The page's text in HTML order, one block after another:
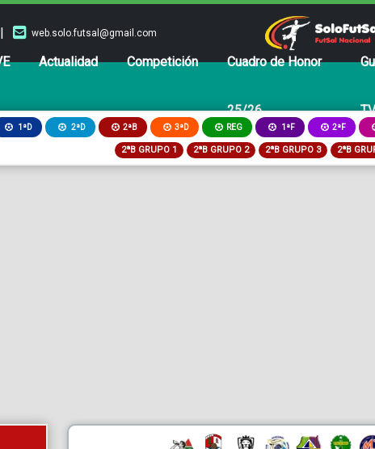
| web.solo.futsal@gmail.com
Actualidad Competición Cuadro de Honor
25/26
1ªD 2ªD 2ªB 3ªD REG 1ªF 2ªF
2ªB GRUPO 1 2ªB GRUPO 2 2ªB GRUPO 3 2ªB